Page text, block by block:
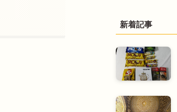
新着記事